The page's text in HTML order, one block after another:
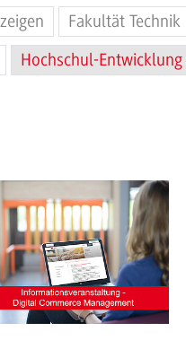
Fakultät Technik
Hochschul-Entwicklung